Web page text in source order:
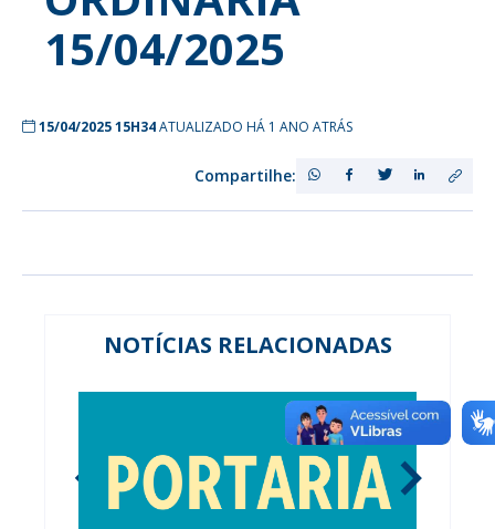
15/04/2025
15/04/2025 15H34ATUALIZADO HÁ 1 ANO ATRÁS
Compartilhe:
NOTÍCIAS RELACIONADAS